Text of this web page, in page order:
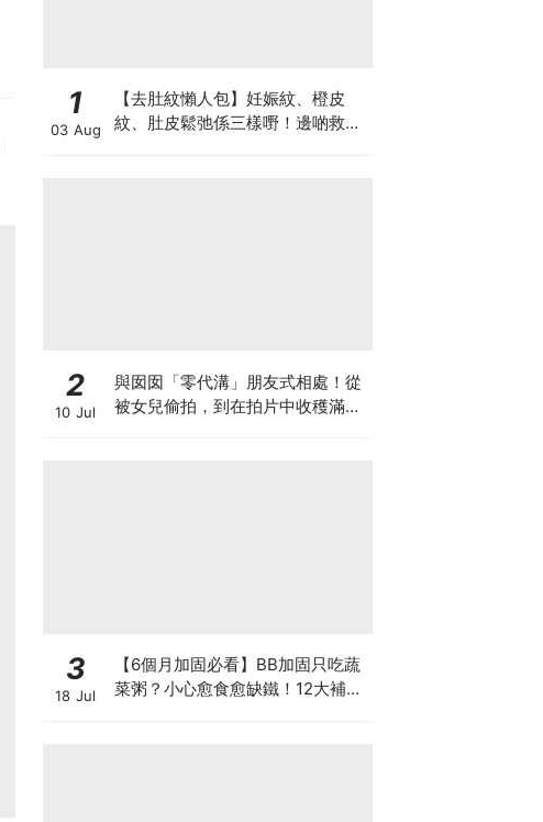
1
03 Aug
【去肚紋懶人包】妊娠紋、橙皮
紋、肚皮鬆弛係三樣嘢！邊啲救得
2
10 Jul
與囡囡「零代溝」朋友式相處！從
被女兒偷拍，到在拍片中收穫滿足
3
18 Jul
【6個月加固必看】BB加固只吃蔬
菜粥？小心愈食愈缺鐵！12大補鐵